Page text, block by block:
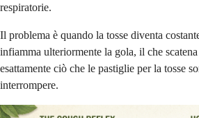
respiratorie.
Il problema è quando la tosse diventa
infiamma ulteriormente la gola, il che
esattamente ciò che le pastiglie per la tosse
interrompere.